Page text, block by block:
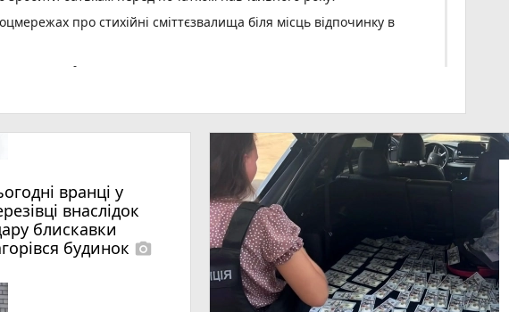
про стихійні сміттєзвалища біля місць відпочинку в
+38°C
рекомендовано: вода на відповідає нормам
вантажівки - 21-річного житомирянина
ВЛК помер чоловік
загибель риби
блискавки загорівся будинок photo_camera
28-річний житомирянин організував схему переправлення
вранці у
внаслідок
блискавки
будинок photo_camera